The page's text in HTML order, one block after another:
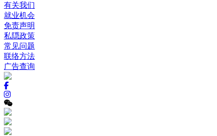
有关我们
就业机会
免责声明
私隠政策
常见问题
联络方法
广告查询